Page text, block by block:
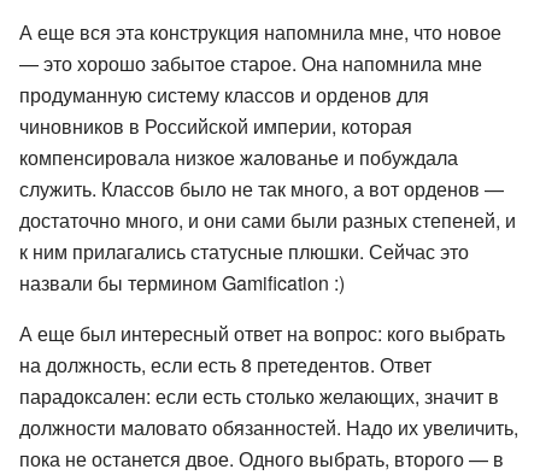
А еще вся эта конструкция напомнила мне, что новое
— это хорошо забытое старое. Она напомнила мне
продуманную систему классов и орденов для
чиновников в Российской империи, которая
компенсировала низкое жалованье и побуждала
служить. Классов было не так много, а вот орденов —
достаточно много, и они сами были разных степеней, и
к ним прилагались статусные плюшки. Сейчас это
назвали бы термином Gamification :)
А еще был интересный ответ на вопрос: кого выбрать
на должность, если есть 8 претедентов. Ответ
парадоксален: если есть столько желающих, значит в
должности маловато обязанностей. Надо их увеличить,
пока не останется двое. Одного выбрать, второго — в